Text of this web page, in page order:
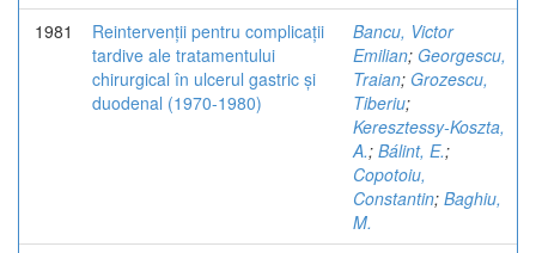
1981
Reintervenții pentru complicații
tardive ale tratamentului
chirurgical în ulcerul gastric și
duodenal (1970-1980)
Bancu, Victor
Emilian; Georgescu,
Traian; Grozescu,
Tiberiu;
Keresztessy-Koszta,
A.; Bálint, E.;
Copotoiu,
Constantin; Baghiu,
M.